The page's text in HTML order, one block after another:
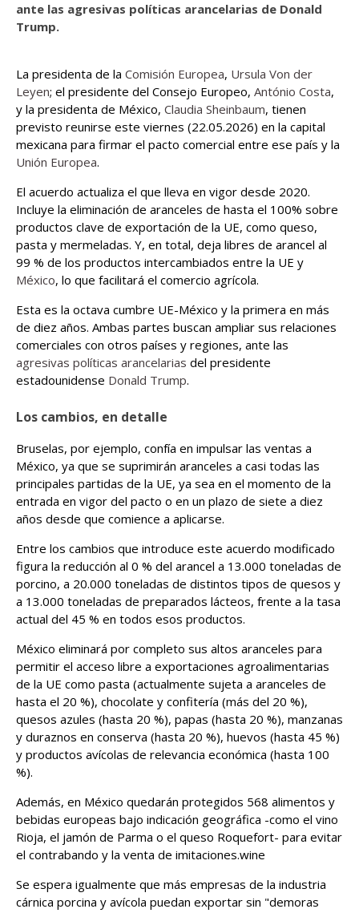
ante las agresivas políticas arancelarias de Donald
Trump.
La presidenta de la Comisión Europea, Ursula Von der
Leyen; el presidente del Consejo Europeo, António Costa,
y la presidenta de México, Claudia Sheinbaum, tienen
previsto reunirse este viernes (22.05.2026) en la capital
mexicana para firmar el pacto comercial entre ese país y la
Unión Europea.
El acuerdo actualiza el que lleva en vigor desde 2020.
Incluye la eliminación de aranceles de hasta el 100% sobre
productos clave de exportación de la UE, como queso,
pasta y mermeladas. Y, en total, deja libres de arancel al
99 % de los productos intercambiados entre la UE y
México, lo que facilitará el comercio agrícola.
Esta es la octava cumbre UE-México y la primera en más
de diez años. Ambas partes buscan ampliar sus relaciones
comerciales con otros países y regiones, ante las
agresivas políticas arancelarias del presidente
estadounidense Donald Trump.
Los cambios, en detalle
Bruselas, por ejemplo, confía en impulsar las ventas a
México, ya que se suprimirán aranceles a casi todas las
principales partidas de la UE, ya sea en el momento de la
entrada en vigor del pacto o en un plazo de siete a diez
años desde que comience a aplicarse.
Entre los cambios que introduce este acuerdo modificado
figura la reducción al 0 % del arancel a 13.000 toneladas de
porcino, a 20.000 toneladas de distintos tipos de quesos y
a 13.000 toneladas de preparados lácteos, frente a la tasa
actual del 45 % en todos esos productos.
México eliminará por completo sus altos aranceles para
permitir el acceso libre a exportaciones agroalimentarias
de la UE como pasta (actualmente sujeta a aranceles de
hasta el 20 %), chocolate y confitería (más del 20 %),
quesos azules (hasta 20 %), papas (hasta 20 %), manzanas
y duraznos en conserva (hasta 20 %), huevos (hasta 45 %)
y productos avícolas de relevancia económica (hasta 100
%).
Además, en México quedarán protegidos 568 alimentos y
bebidas europeas bajo indicación geográfica -como el vino
Rioja, el jamón de Parma o el queso Roquefort- para evitar
el contrabando y la venta de imitaciones.wine
Se espera igualmente que más empresas de la industria
cárnica porcina y avícola puedan exportar sin "demoras